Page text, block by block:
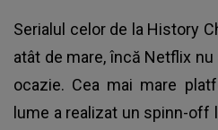
Serialul celor de la History
atât de mare, încă Netflix
ocazie. Cea mai mare
lume a realizat un spinn-off